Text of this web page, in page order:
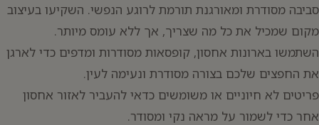
סביבה מסודרת ומאורגנת תורמת לרוגע הנפשי. השקיעו בעיצוב
מקום שמכיל את כל מה שצריך, אך ללא עומס מיותר.
השתמשו בארונות אחסון, קופסאות מסודרות ומדפים כדי לארגן
את החפצים שלכם בצורה מסודרת ונעימה לעין.
פריטים לא חיוניים או משומשים כדאי להעביר לאזור אחסון
אחר כדי לשמור על מראה נקי ומסודר.